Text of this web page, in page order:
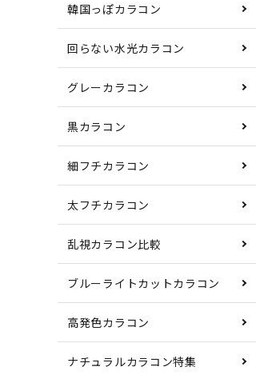
韓国っぽカラコン
回らない水光カラコン
グレーカラコン
黒カラコン
細フチカラコン
太フチカラコン
乱視カラコン比較
ブルーライトカットカラコン
高発色カラコン
ナチュラルカラコン特集